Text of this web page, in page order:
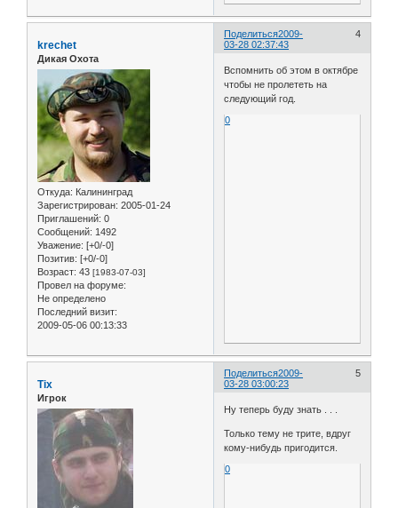
Поделиться 4
2009-
03-28 02:37:43
krechet
Дикая Охота
Откуда: Калининград
Зарегистрирован: 2005-01-24
Приглашений: 0
Сообщений: 1492
Уважение: [+0/-0]
Позитив: [+0/-0]
Возраст: 43 [1983-07-03]
Провел на форуме:
Не определено
Последний визит:
2009-05-06 00:13:33
Вспомнить об этом в октябре
чтобы не пролететь на
следующий год.
0
Поделиться 5
2009-
03-28 03:00:23
Tix
Игрок
Ну теперь буду знать . . .
Только тему не трите, вдруг
кому-нибудь пригодится.
0